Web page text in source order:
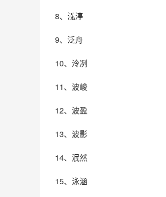
8、泓渟
9、泛舟
10、泠冽
11、波峻
12、波盈
13、波影
14、泯然
15、泳涵